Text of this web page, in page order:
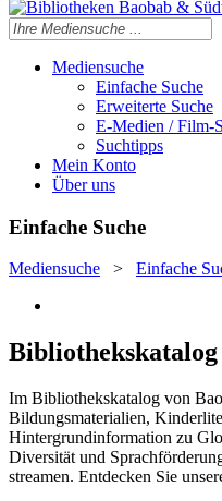
Mediensuche
Einfache Suche
Erweiterte Suche
E-Medien / Film-
Suchtipps
Mein Konto
Über uns
Einfache Suche
Mediensuche > Einfache
Bibliothekskatalog
Im Bibliothekskatalog von
Bildungsmaterialien,
Hintergrundinformation zu
Diversität und
streamen. Entdecken Sie